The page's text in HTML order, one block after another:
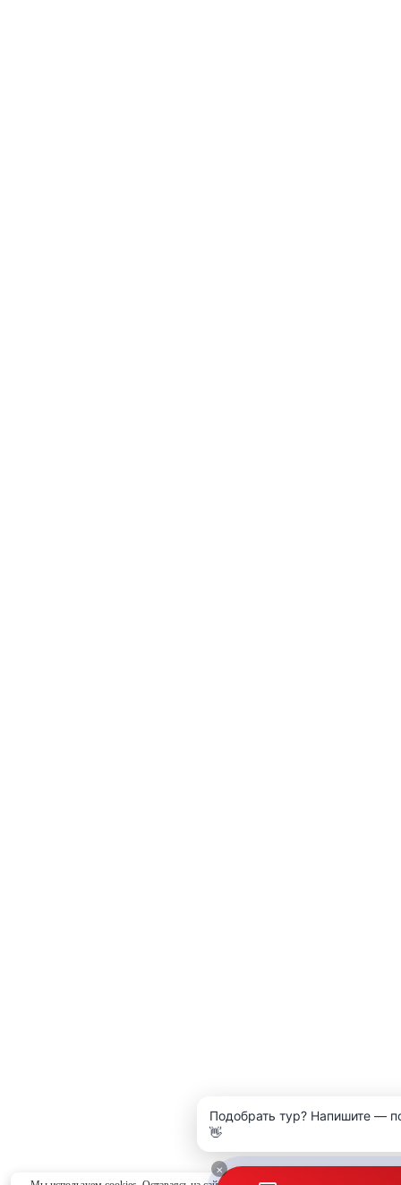
×
Подобрать тур? Напишите —
👋